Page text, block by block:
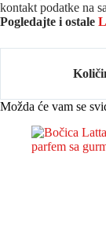
kontakt podatke na
Pogledajte i ostale
Možda će vam se